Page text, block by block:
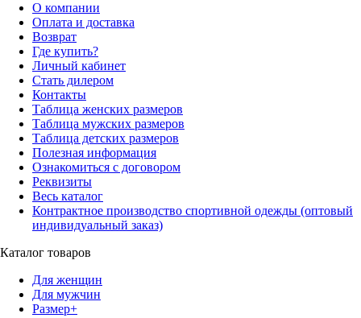
О компании
Оплата и доставка
Возврат
Где купить?
Личный кабинет
Стать дилером
Контакты
Таблица женских размеров
Таблица мужских размеров
Таблица детских размеров
Полезная информация
Ознакомиться с договором
Реквизиты
Весь каталог
Контрактное производство спортивной одежды (оптовый
индивидуальный заказ)
Каталог товаров
Для женщин
Для мужчин
Размер+